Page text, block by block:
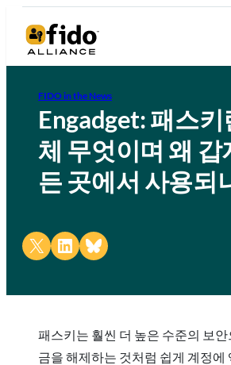
FIDO in the News
Engadget: 패스키
체 무엇이며 왜 갑
든 곳에서 사용되
Share on X Share on LinkedIn
Share on Bluesky
패스키는 훨씬 더 높은 수준의 보
금을 해제하는 것처럼 쉽게 계정에